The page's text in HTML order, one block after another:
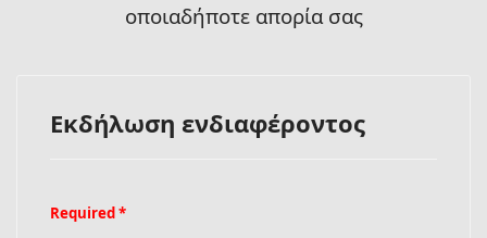
οποιαδήποτε απορία σας
Εκδήλωση ενδιαφέροντος
Required *